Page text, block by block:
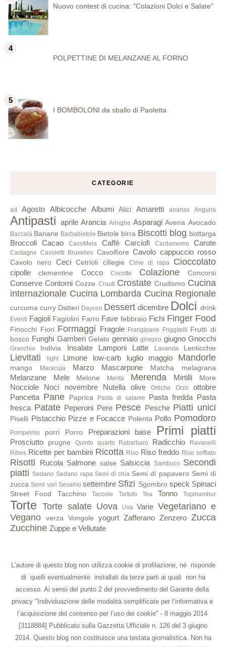
Nuovo contest di cucina: "Colazioni Dolci e Salate"
POLPETTINE DI MELANZANE AL FORNO
I BOMBOLONI da sballo di Paoletta
CATEGORIE
ad Agosto Albicocche Albumi Alici Amaretti ananas Anguria
Antipasti aprile Arancia Aringhe Asparagi Avena Avocado
Baccalà Banane Barbabietole Bietole birra Biscotti blog bottarga
Broccoli Cacao CacoMela Caffè Carciofi Cardamomo Carote
Castagne Cavoletti Bruxelles Cavolfiore Cavolo cappuccio rosso
Cavolo nero Ceci Cetrioli ciliegie Cime di rapa Cioccolato
cipolle clementine Cocco Cocotte Colazione Concorsi
Conserve Contorni Cozze Crauti Crostate Crudismo Cucina
internazionale Cucina Lombarda Cucina Regionale
curcuma curry Datteri Daycon Dessert dicembre Dolci drink
Eventi Fagioli Fagiolini Farro Fave febbraio Fichi Finger Food
Finocchi Fiori Formaggi Fragole Frangipane Friggitelli Frutti di
bosco Funghi Gamberi Gelato gennaio ginepro giugno Gnocchi
Granchio Indivia Insalate Lamponi Latte Lavanda Lenticchie
Lievitati light Limone low-carb luglio maggio Mandorle
mango Maracuja Marzo Mascarpone Matcha melagrana
Melanzane Mele Melone Menta Merenda Mirtilli More
Nocciole Noci novembre Nutella olive Ortiche Orzo
ottobre
Pancetta Pane Paprica Pasta di salame Pasta fredda Pasta
fresca Patate Peperoni Pere Pesce Pesche Piatti unici
Piselli Pistacchio Pizze e Focacce Polenta Pollo Pomodoro
Pompelmo porri Porro Preparazioni base Primi piatti
Prosciutto prugne Quinto quarto Rabarbaro Radicchio
Ravanelli
Ribes Ricette per bambini Ricotta Riso Riso freddo Riso soffiato
Risotti Rucola Salmone salse Salsiccia Sambuco Secondi
piatti Sedano Sedano rapa Semi di chia Semi di papavero Semi di
zucca Semi vari Sesamo settembre Sfizi Sgombro speck Spinaci
Street Food Tacchino Taccole Tartufo Tea Tonno Topinambur
Torte Torte salate Uova Uva Varie Vegetariano e
Vegano
verza Vongole yogurt Zafferano Zenzero Zucca
Zucchine Zuppe e Vellutate
L'autore di questo blog non utilizza cookie di profilazione, né risponde
di quelli eventualmente installati da terze parti ai quali non ha
accesso. Ai sensi del punto 2 del provvedimento del Garante della
privacy "Individuazione delle modalità semplificate per l’informativa e
l’acquisizione del consenso per l’uso dei cookie" - 8 maggio 2014
[3118884] Pubblicato sulla Gazzetta Ufficiale n. 126 del 3 giugno
2014. Questo blog non costituisce una testata giornalistica. Non ha